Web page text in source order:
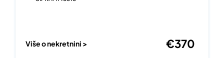
Više o nekretnini > €370